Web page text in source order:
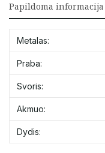
Papildoma informacija
Metalas:
Praba:
Svoris:
Akmuo:
Dydis: